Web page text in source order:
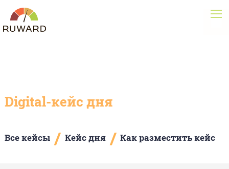
Digital-кейс дня
Все кейсы / Кейс дня / Как разместить кейс